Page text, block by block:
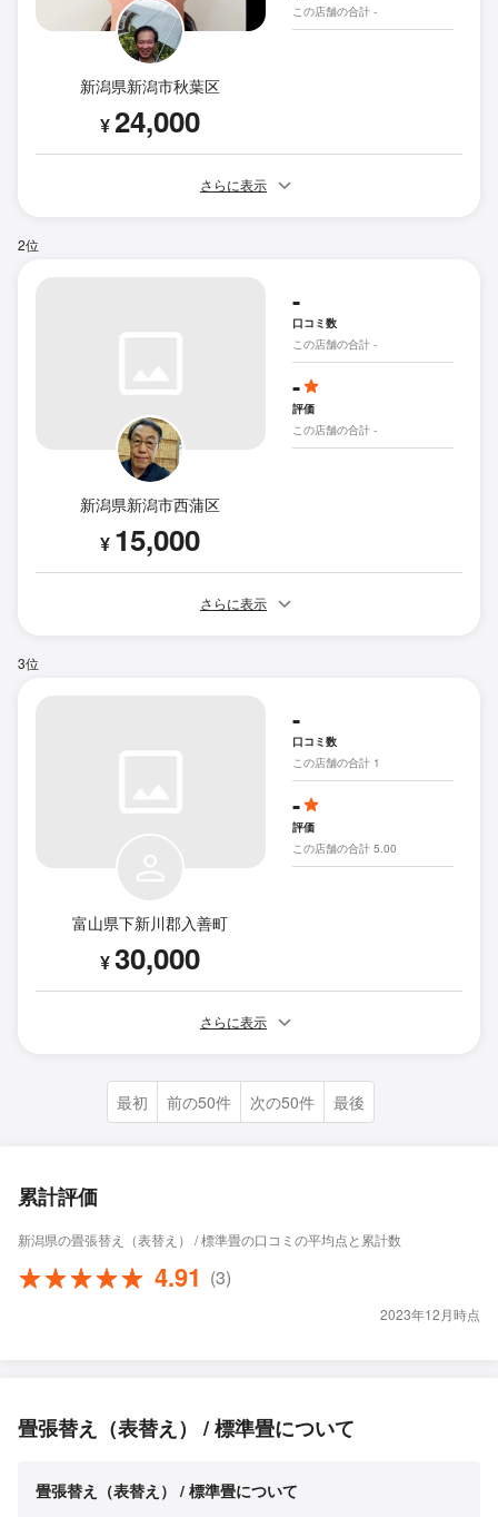
新潟県新潟市秋葉区
¥24,000
この店舗の合計 -
さらに表示
2位
新潟県新潟市西蒲区
¥ 15,000
-
口コミ数
この店舗の合計 -
-
評価
この店舗の合計 -
さらに表示
3位
富山県下新川郡入善町
¥30,000
-
口コミ数
この店舗の合計 1
-
評価
この店舗の合計 5.00
さらに表示
最初 前の50件 次の50件 最後
累計評価
新潟県の畳張替え（表替え） / 標準畳の口コミの平均点と累計数
4.91 (3)
2023年12月時点
畳張替え（表替え） / 標準畳について
畳張替え（表替え） / 標準畳について